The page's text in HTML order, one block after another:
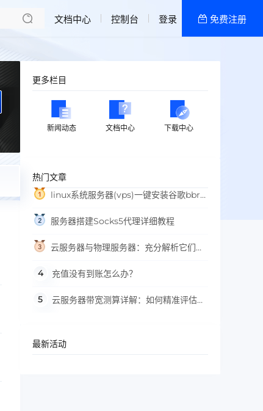
热销推荐
香港双向CN2物理机
香港CN2高配区
文档中心 控制台 登录 免费注册
更多栏目
新闻动态 文档中心 下载中心
热门文章
linux系统服务器(vps)一键安装谷歌bbr
加速脚本服务器搭建Socks5代理详细教程
云服务器与物理服务器：充分解析它们的
区别与适用场景
充值没有到账怎么办？
云服务器带宽测算详解：如何精准评估实
最新活动